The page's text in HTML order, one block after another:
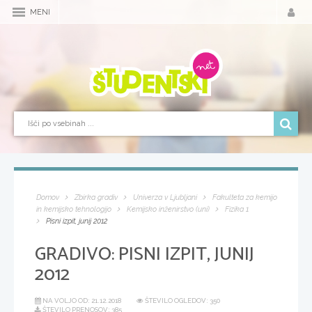
MENI
Domov Zbirka gradiv Univerza v Ljubljani
Fakulteta za kemijo
in kemijsko tehnologijo
Kemijsko inženirstvo (uni)
Fizika 1
Pisni izpit, junij 2012
GRADIVO:PISNI IZPIT, JUNIJ
2012
NA VOLJO OD: 21.12.2018
ŠTEVILO OGLEDOV: 350
ŠTEVILO PRENOSOV: 385